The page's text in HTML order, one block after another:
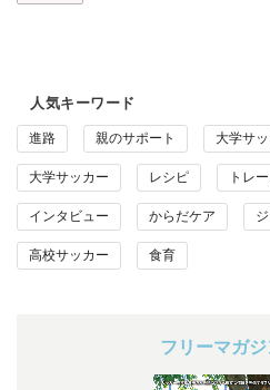
人気キーワード
進路 親のサポート 大学サ
大学サッカー レシピ トレ
インタビュー からだケア
高校サッカー 食育
フリーマガ